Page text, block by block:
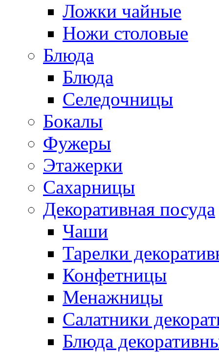
Ложки чайные
Ножи столовые
Блюда
Блюда
Селедочницы
Бокалы
Фужеры
Этажерки
Сахарницы
Декоративная посуда
Чаши
Тарелки
Конфетницы
Менажницы
Салатники
Блюда